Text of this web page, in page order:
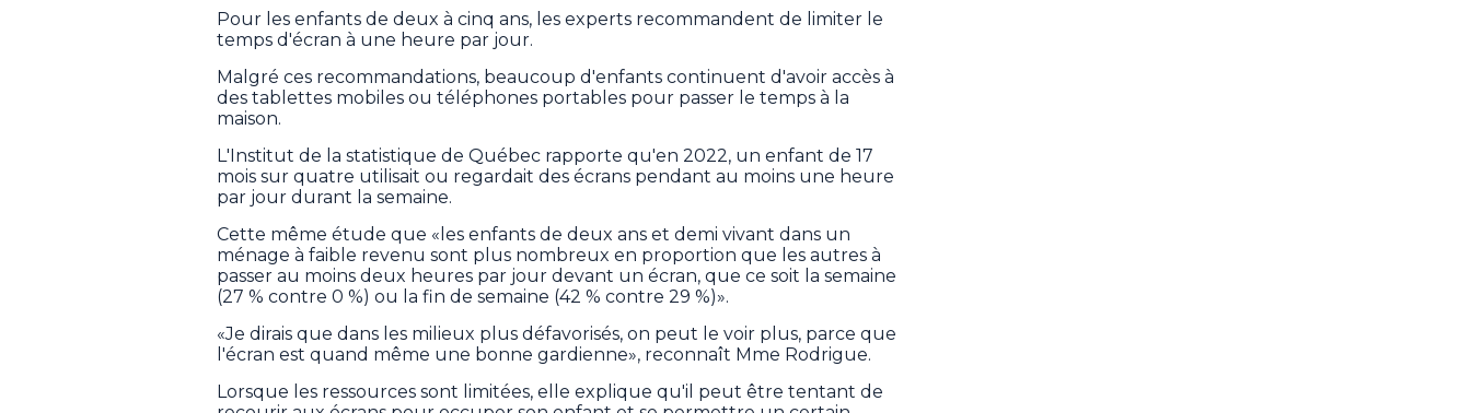
Pour les enfants de deux à cinq ans, les experts recommandent de limiter le
temps d'écran à une heure par jour.
Malgré ces recommandations, beaucoup d'enfants continuent d'avoir accès à
des tablettes mobiles ou téléphones portables pour passer le temps à la
maison.
L'Institut de la statistique de Québec rapporte qu'en 2022, un enfant de 17
mois sur quatre utilisait ou regardait des écrans pendant au moins une heure
par jour durant la semaine.
Cette même étude que «les enfants de deux ans et demi vivant dans un
ménage à faible revenu sont plus nombreux en proportion que les autres à
passer au moins deux heures par jour devant un écran, que ce soit la semaine
(27 % contre 0 %) ou la fin de semaine (42 % contre 29 %)».
«Je dirais que dans les milieux plus défavorisés, on peut le voir plus, parce que
l'écran est quand même une bonne gardienne», reconnaît Mme Rodrigue.
Lorsque les ressources sont limitées, elle explique qu'il peut être tentant de